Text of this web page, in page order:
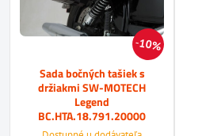
10%
Sada bočných tašiek s
držiakmi SW-MOTECH
Legend
BC.HTA.18.791.20000